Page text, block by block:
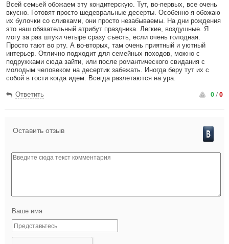
Всей семьей обожаем эту кондитерскую. Тут, во-первых, все очень
вкусно. Готовят просто шедевральные десерты. Особенно я обожаю
их булочки со сливками, они просто незабываемы. На дни рождения
это наш обязательный атрибут праздника. Легкие, воздушные. Я
могу за раз штуки четыре сразу съесть, если очень голодная.
Просто тают во рту. А во-вторых, там очень приятный и уютный
интерьер. Отлично подходит для семейных походов, можно с
подружками сюда зайти, или после романтического свидания с
молодым человеком на десертик забежать. Иногда беру тут их с
собой в гости когда идем. Всегда разлетаются на ура.
Ответить 0/0
Оставить отзыв
Ваше имя